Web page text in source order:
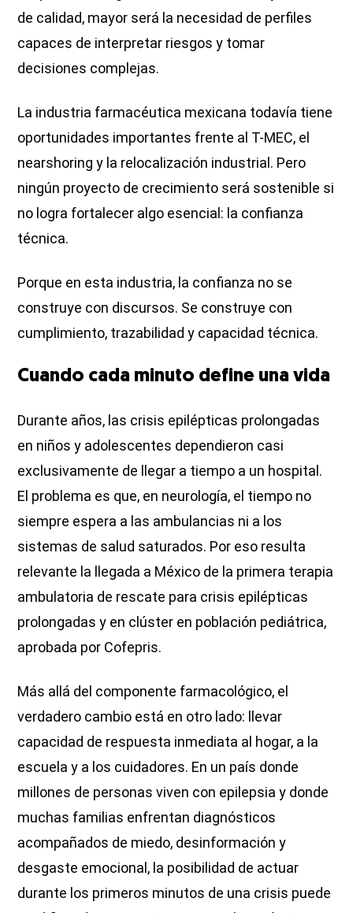
de calidad, mayor será la necesidad de perfiles
capaces de interpretar riesgos y tomar
decisiones complejas.
La industria farmacéutica mexicana todavía tiene
oportunidades importantes frente al T-MEC, el
nearshoring y la relocalización industrial. Pero
ningún proyecto de crecimiento será sostenible si
no logra fortalecer algo esencial: la confianza
técnica.
Porque en esta industria, la confianza no se
construye con discursos. Se construye con
cumplimiento, trazabilidad y capacidad técnica.
Cuando cada minuto define una vida
Durante años, las crisis epilépticas prolongadas
en niños y adolescentes dependieron casi
exclusivamente de llegar a tiempo a un hospital.
El problema es que, en neurología, el tiempo no
siempre espera a las ambulancias ni a los
sistemas de salud saturados. Por eso resulta
relevante la llegada a México de la primera terapia
ambulatoria de rescate para crisis epilépticas
prolongadas y en clúster en población pediátrica,
aprobada por Cofepris.
Más allá del componente farmacológico, el
verdadero cambio está en otro lado: llevar
capacidad de respuesta inmediata al hogar, a la
escuela y a los cuidadores. En un país donde
millones de personas viven con epilepsia y donde
muchas familias enfrentan diagnósticos
acompañados de miedo, desinformación y
desgaste emocional, la posibilidad de actuar
durante los primeros minutos de una crisis puede